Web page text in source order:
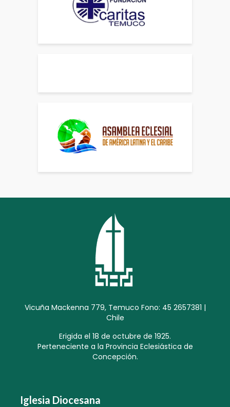
Vicuña Mackenna 779, Temuco Fono: 45 2657381 |
Chile
Erigida el 18 de octubre de 1925.
Perteneciente a la Provincia Eclesiástica de
Concepción.
Iglesia Diocesana